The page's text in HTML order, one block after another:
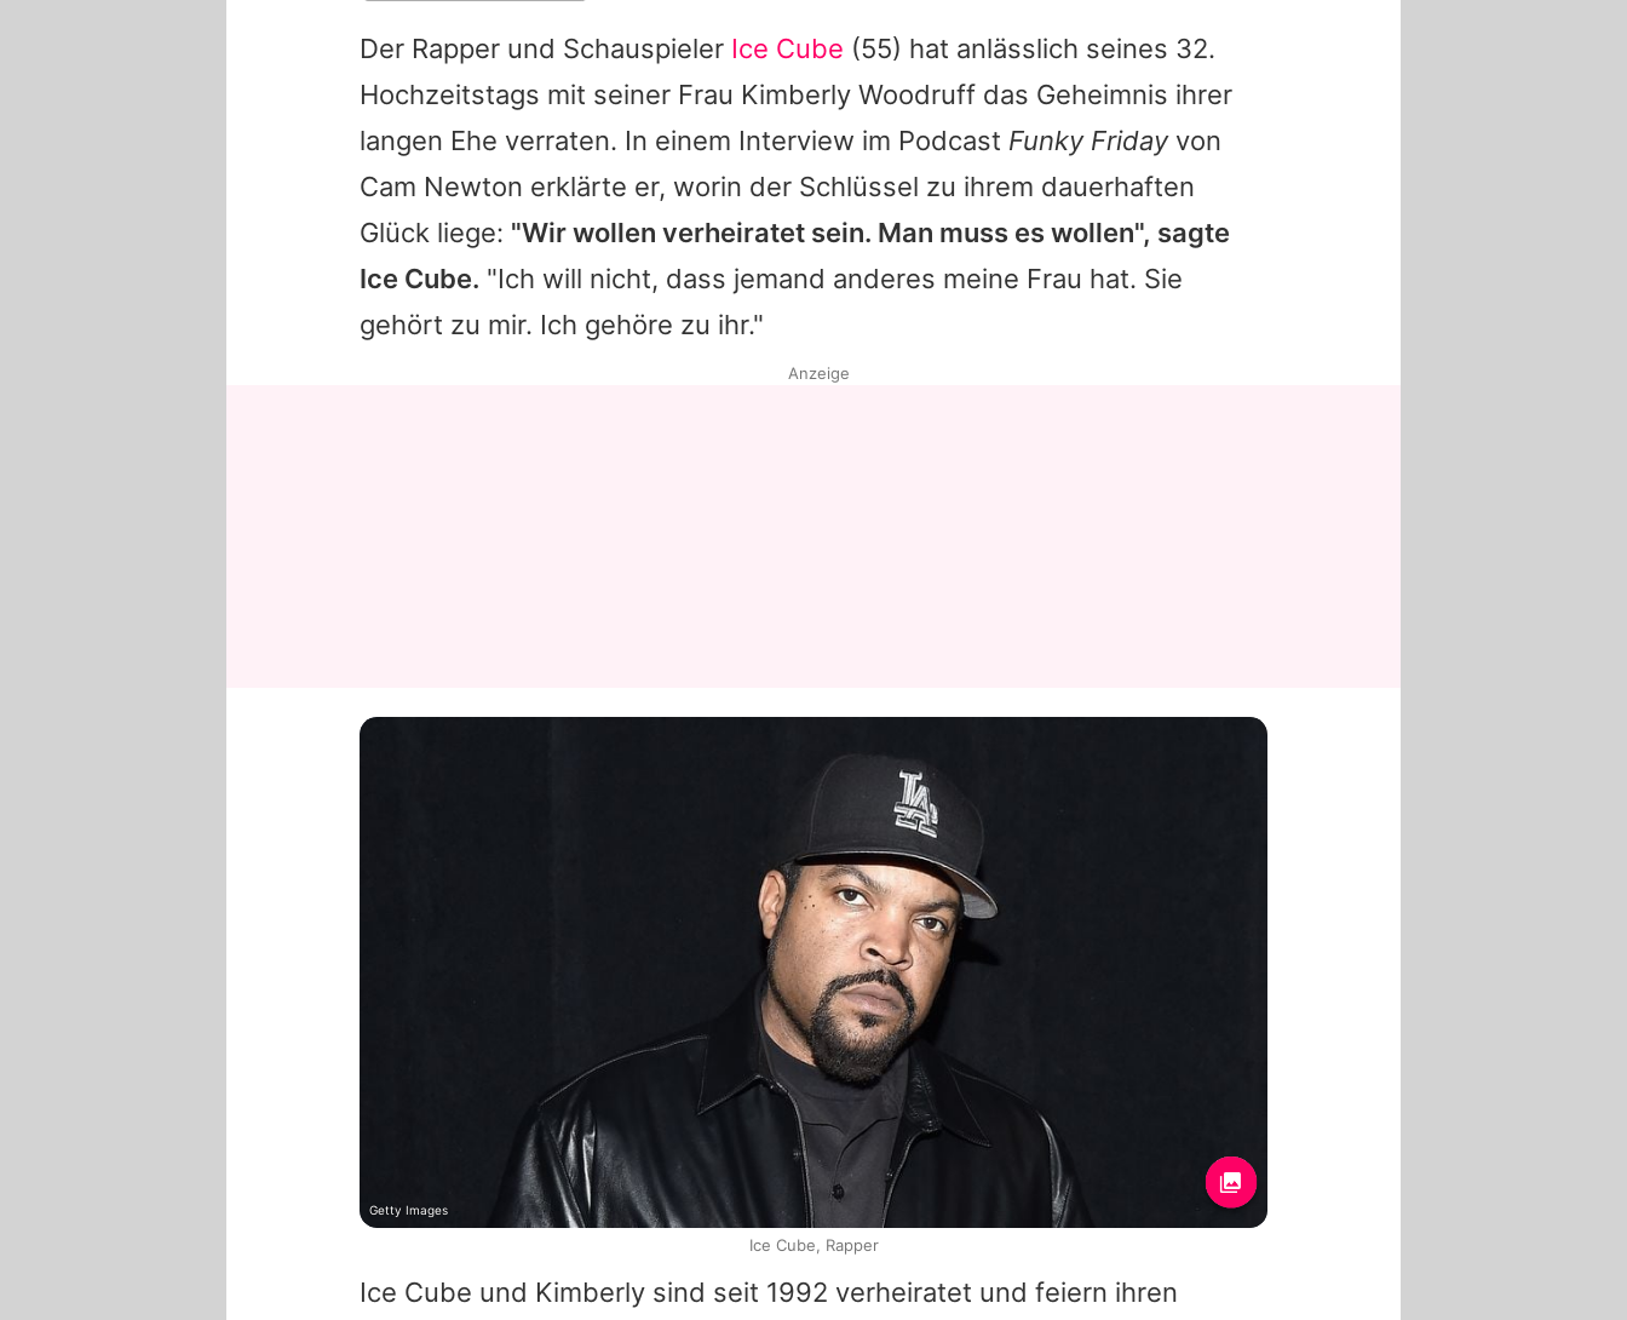
Der Rapper und Schauspieler Ice Cube (55) hat anlässlich seines 32.
Hochzeitstags mit seiner Frau Kimberly Woodruff das Geheimnis ihrer
langen Ehe verraten. In einem Interview im Podcast Funky Fridayvon
Cam Newton erklärte er, worin der Schlüssel zu ihrem dauerhaften
Glück liege: "Wir wollen verheiratet sein. Man muss es wollen", sagte
Ice Cube. "Ich will nicht, dass jemand anderes meine Frau hat. Sie
gehört zu mir. Ich gehöre zu ihr."
Ice Cube und Kimberly sind seit 1992 verheiratet und feiern ihren
Anzeige
Getty Images
Ice Cube, Rapper